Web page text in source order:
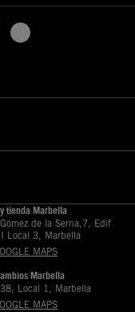
tienda Marbella
de la Serna,7, Edif
Local 3, Marbella
MAPS
Marbella
Local 1, Marbella
MAPS